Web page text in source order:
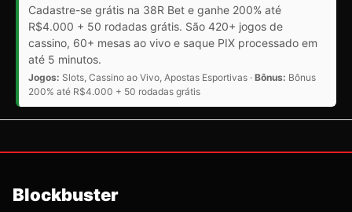
Cadastre-se grátis na 38R Bet e ganhe 200% até
R$4.000 + 50 rodadas grátis. São 420+ jogos de
cassino, 60+ mesas ao vivo e saque PIX processado em
até 5 minutos.
Jogos: Slots, Cassino ao Vivo, Apostas Esportivas · Bônus: Bônus
200% até R$4.000 + 50 rodadas grátis
Blockbuster